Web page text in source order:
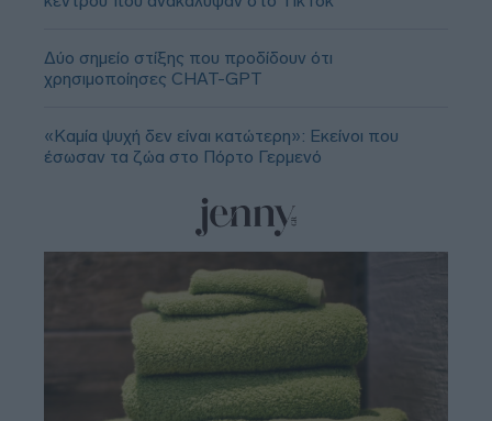
Δύο σημείο στίξης που προδίδουν ότι
χρησιμοποίησες CHAT-GPT
«Καμία ψυχή δεν είναι κατώτερη»: Εκείνοι που
έσωσαν τα ζώα στο Πόρτο Γερμενό